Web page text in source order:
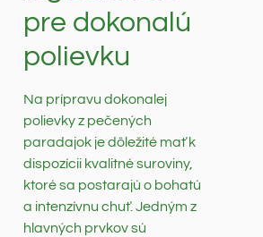
pre dokonalú
polievku
Na prípravu dokonalej
polievky z pečených
paradajok je dôležité mať k
dispozícii kvalitné suroviny,
ktoré sa postarajú o bohatú
a intenzívnu chuť. Jedným z
hlavných prvkov sú